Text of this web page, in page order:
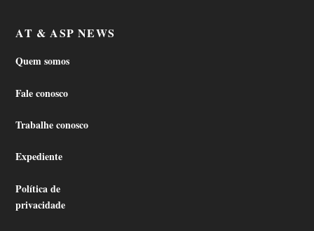
AT & ASP NEWS
Quem somos
Fale conosco
Trabalhe conosco
Expediente
Política de
privacidade